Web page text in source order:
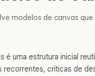
modelos de canvas
é uma estrutura inicial
recorrentes, críticas de